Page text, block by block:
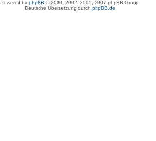
Powered by phpBB © 2000, 2002, 2005, 2007 phpBB Group
Deutsche Übersetzung durch phpBB.de